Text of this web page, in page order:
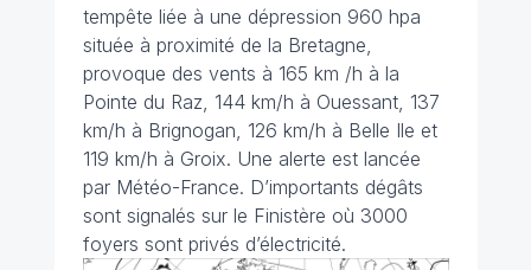
tempête liée à une dépression 960 hpa
située à proximité de la Bretagne,
provoque des vents à 165 km /h à la
Pointe du Raz, 144 km/h à Ouessant, 137
km/h à Brignogan, 126 km/h à Belle Ile et
119 km/h à Groix. Une alerte est lancée
par Météo-France. D’importants dégâts
sont signalés sur le Finistère où 3000
foyers sont privés d’électricité.